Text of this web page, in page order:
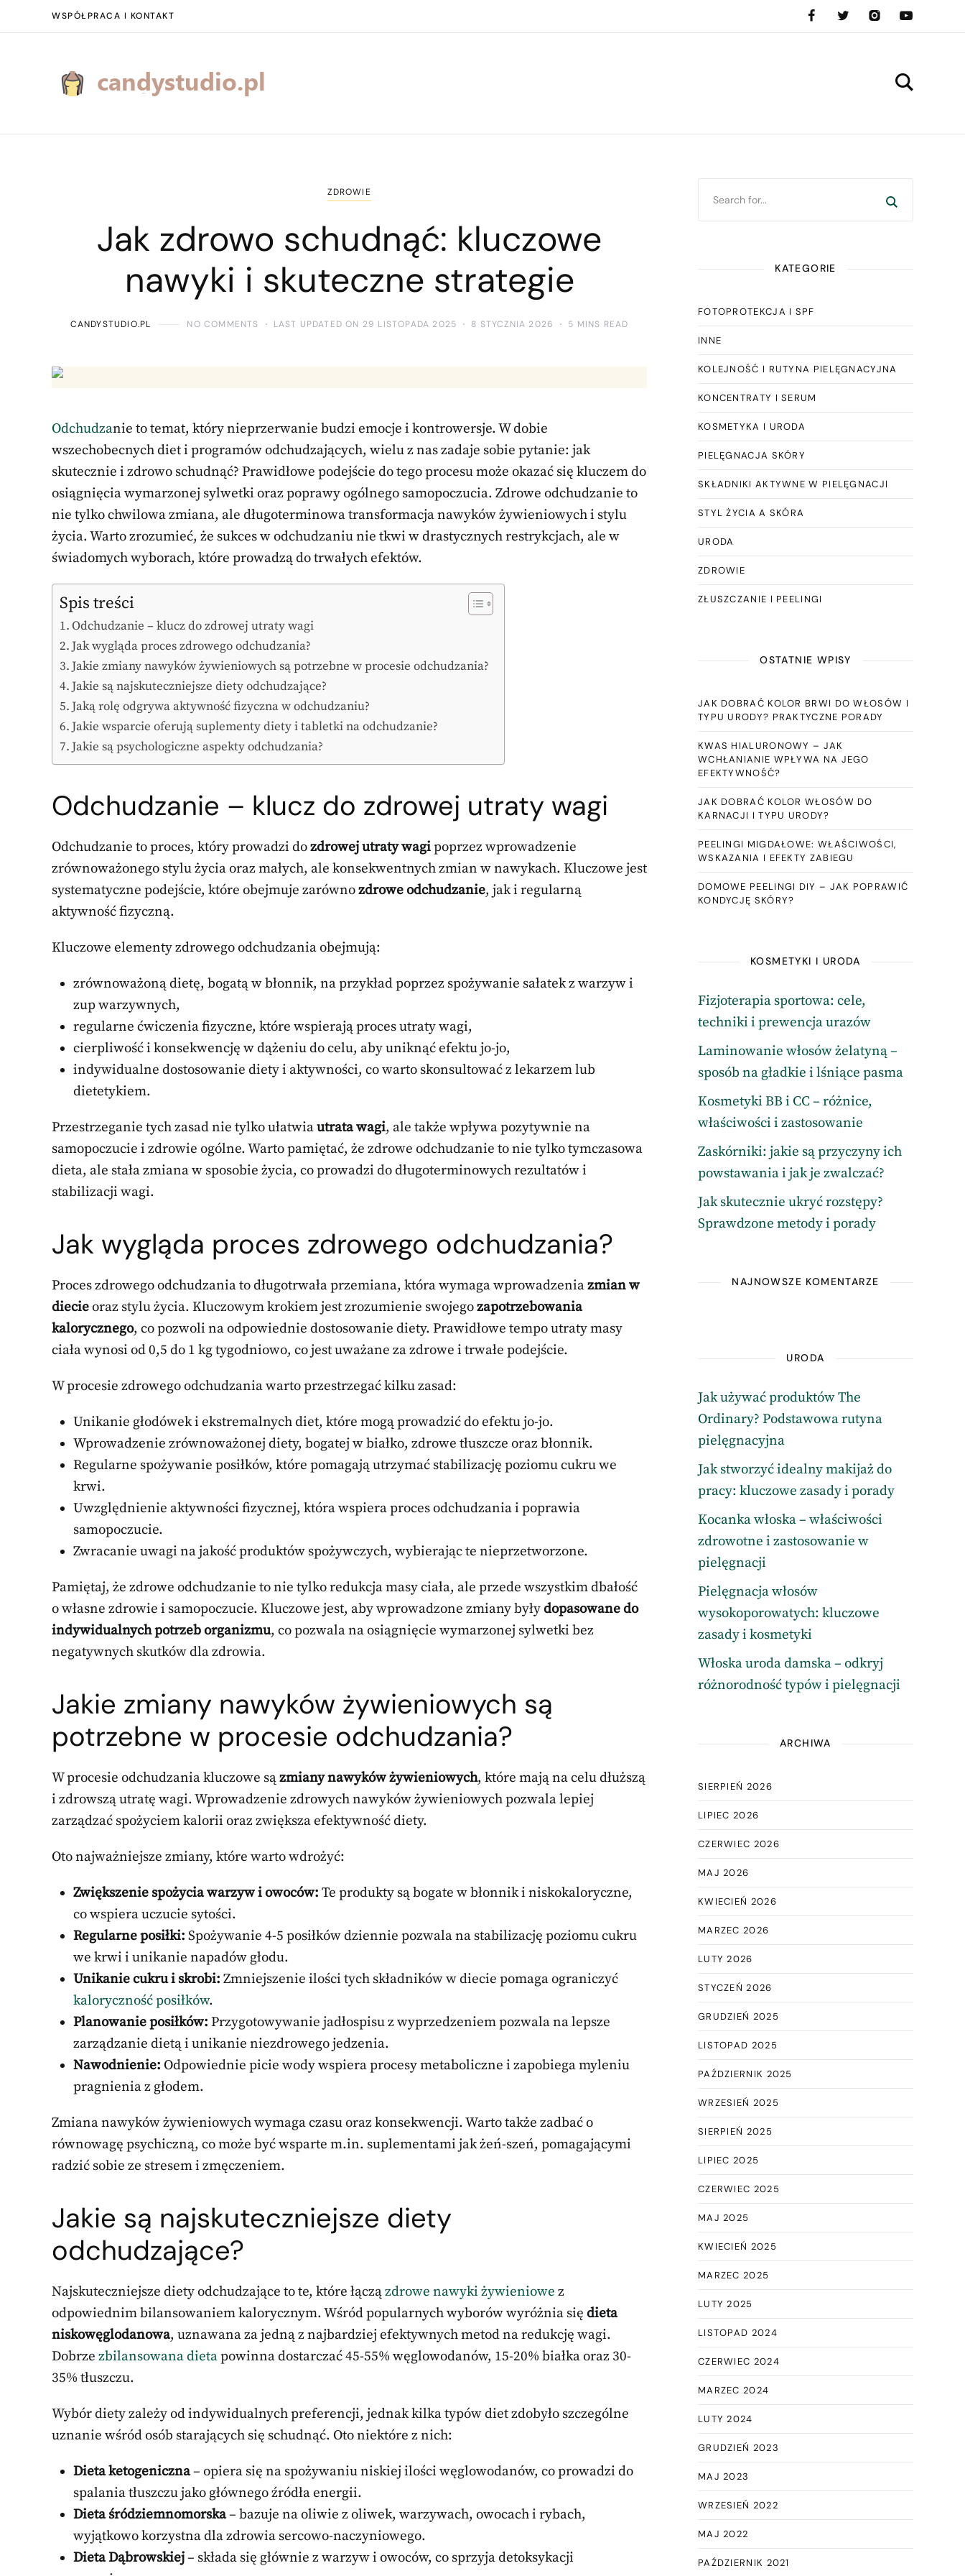
WSPÓŁPRACA I KONTAKT
ZDROWIE
Jak zdrowo schudnąć: kluczowe
nawyki i skuteczne strategie
CANDYSTUDIO.PL NO COMMENTS LAST UPDATED ON 29 LISTOPADA 2025 8 STYCZNIA 2026 5 MINS READ
Odchudzanie to temat, który nieprzerwanie budzi emocje i kontrowersje. W dobie
wszechobecnych diet i programów odchudzających, wielu z nas zadaje sobie pytanie: jak
skutecznie i zdrowo schudnąć? Prawidłowe podejście do tego procesu może okazać się kluczem do
osiągnięcia wymarzonej sylwetki oraz poprawy ogólnego samopoczucia. Zdrowe odchudzanie to
nie tylko chwilowa zmiana, ale długoterminowa transformacja nawyków żywieniowych i stylu
życia. Warto zrozumieć, że sukces w odchudzaniu nie tkwi w drastycznych restrykcjach, ale w
świadomych wyborach, które prowadzą do trwałych efektów.
Spis treści
Odchudzanie – klucz do zdrowej utraty wagi
Jak wygląda proces zdrowego odchudzania?
Jakie zmiany nawyków żywieniowych są potrzebne w procesie odchudzania?
Jakie są najskuteczniejsze diety odchudzające?
Jaką rolę odgrywa aktywność fizyczna w odchudzaniu?
Jakie wsparcie oferują suplementy diety i tabletki na odchudzanie?
Jakie są psychologiczne aspekty odchudzania?
Odchudzanie – klucz do zdrowej utraty wagi
Odchudzanie to proces, który prowadzi dozdrowej utraty wagipoprzez wprowadzenie
zrównoważonego stylu życia oraz małych, ale konsekwentnych zmian w nawykach. Kluczowe jest
systematyczne podejście, które obejmuje zarównozdrowe odchudzanie, jak i regularną
aktywność fizyczną.
Kluczowe elementy zdrowego odchudzania obejmują:
zrównoważoną dietę, bogatą w błonnik, na przykład poprzez spożywanie sałatek z warzyw i
zup warzywnych,
regularne ćwiczenia fizyczne, które wspierają proces utraty wagi,
cierpliwość i konsekwencję w dążeniu do celu, aby uniknąć efektu jo-jo,
indywidualne dostosowanie diety i aktywności, co warto skonsultować z lekarzem lub
dietetykiem.
Przestrzeganie tych zasad nie tylko ułatwiautrata wagi, ale także wpływa pozytywnie na
samopoczucie i zdrowie ogólne. Warto pamiętać, że zdrowe odchudzanie to nie tylko tymczasowa
dieta, ale stała zmiana w sposobie życia, co prowadzi do długoterminowych rezultatów i
stabilizacji wagi.
Jak wygląda proces zdrowego odchudzania?
Proces zdrowego odchudzania to długotrwała przemiana, która wymaga wprowadzeniazmian w
diecieoraz stylu życia. Kluczowym krokiem jest zrozumienie swojegozapotrzebowania
kalorycznego, co pozwoli na odpowiednie dostosowanie diety. Prawidłowe tempo utraty masy
ciała wynosi od 0,5 do 1 kg tygodniowo, co jest uważane za zdrowe i trwałe podejście.
W procesie zdrowego odchudzania warto przestrzegać kilku zasad:
Unikanie głodówek i ekstremalnych diet, które mogą prowadzić do efektu jo-jo.
Wprowadzenie zrównoważonej diety, bogatej w białko, zdrowe tłuszcze oraz błonnik.
Regularne spożywanie posiłków, które pomagają utrzymać stabilizację poziomu cukru we
krwi.
Uwzględnienie aktywności fizycznej, która wspiera proces odchudzania i poprawia
samopoczucie.
Zwracanie uwagi na jakość produktów spożywczych, wybierając te nieprzetworzone.
Pamiętaj, że zdrowe odchudzanie to nie tylko redukcja masy ciała, ale przede wszystkim dbałość
o własne zdrowie i samopoczucie. Kluczowe jest, aby wprowadzone zmiany byłydopasowane do
indywidualnych potrzeb organizmu, co pozwala na osiągnięcie wymarzonej sylwetki bez
negatywnych skutków dla zdrowia.
Jakie zmiany nawyków żywieniowych są
potrzebne w procesie odchudzania?
W procesie odchudzania kluczowe sązmiany nawyków żywieniowych, które mają na celu dłuższą
i zdrowszą utratę wagi. Wprowadzenie zdrowych nawyków żywieniowych pozwala lepiej
zarządzać spożyciem kalorii oraz zwiększa efektywność diety.
Oto najważniejsze zmiany, które warto wdrożyć:
Zwiększenie spożycia warzyw i owoców: Te produkty są bogate w błonnik i niskokaloryczne,
co wspiera uczucie sytości.
Regularne posiłki: Spożywanie 4-5 posiłków dziennie pozwala na stabilizację poziomu cukru
we krwi i unikanie napadów głodu.
Unikanie cukru i skrobi: Zmniejszenie ilości tych składników w diecie pomaga ograniczyć
kaloryczność posiłków.
Planowanie posiłków: Przygotowywanie jadłospisu z wyprzedzeniem pozwala na lepsze
zarządzanie dietą i unikanie niezdrowego jedzenia.
Nawodnienie: Odpowiednie picie wody wspiera procesy metaboliczne i zapobiega myleniu
pragnienia z głodem.
Zmiana nawyków żywieniowych wymaga czasu oraz konsekwencji. Warto także zadbać o
równowagę psychiczną, co może być wsparte m.in. suplementami jak żeń-szeń, pomagającymi
radzić sobie ze stresem i zmęczeniem.
Jakie są najskuteczniejsze diety
odchudzające?
Najskuteczniejsze diety odchudzające to te, które łączązdrowe nawyki żywieniowe z
odpowiednim bilansowaniem kalorycznym. Wśród popularnych wyborów wyróżnia się dieta
niskowęglodanowa, uznawana za jedną z najbardziej efektywnych metod na redukcję wagi.
Dobrze zbilansowana dietapowinna dostarczać 45-55% węglowodanów, 15-20% białka oraz 30-
35% tłuszczu.
Wybór diety zależy od indywidualnych preferencji, jednak kilka typów diet zdobyło szczególne
uznanie wśród osób starających się schudnąć. Oto niektóre z nich:
Dieta ketogeniczna– opiera się na spożywaniu niskiej ilości węglowodanów, co prowadzi do
spalania tłuszczu jako głównego źródła energii.
Dieta śródziemnomorska– bazuje na oliwie z oliwek, warzywach, owocach i rybach,
wyjątkowo korzystna dla zdrowia sercowo-naczyniowego.
Dieta Dąbrowskiej– składa się głównie z warzyw i owoców, co sprzyja detoksykacji
KATEGORIE
FOTOPROTEKCJA I SPF
INNE
KOLEJNOŚĆ I RUTYNA PIELĘGNACYJNA
KONCENTRATY I SERUM
KOSMETYKA I URODA
PIELĘGNACJA SKÓRY
SKŁADNIKI AKTYWNE W PIELĘGNACJI
STYL ŻYCIA A SKÓRA
URODA
ZDROWIE
ZŁUSZCZANIE I PEELINGI
OSTATNIE WPISY
JAK DOBRAĆ KOLOR BRWI DO WŁOSÓW I
TYPU URODY? PRAKTYCZNE PORADY
KWAS HIALURONOWY – JAK
WCHŁANIANIE WPŁYWA NA JEGO
EFEKTYWNOŚĆ?
JAK DOBRAĆ KOLOR WŁOSÓW DO
KARNACJI I TYPU URODY?
PEELINGI MIGDAŁOWE: WŁAŚCIWOŚCI,
WSKAZANIA I EFEKTY ZABIEGU
DOMOWE PEELINGI DIY – JAK POPRAWIĆ
KONDYCJĘ SKÓRY?
KOSMETYKI I URODA
Fizjoterapia sportowa: cele,
techniki i prewencja urazów
Laminowanie włosów żelatyną –
sposób na gładkie i lśniące pasma
Kosmetyki BB i CC – różnice,
właściwości i zastosowanie
Zaskórniki: jakie są przyczyny ich
powstawania i jak je zwalczać?
Jak skutecznie ukryć rozstępy?
Sprawdzone metody i porady
NAJNOWSZE KOMENTARZE
URODA
Jak używać produktów The
Ordinary? Podstawowa rutyna
pielęgnacyjna
Jak stworzyć idealny makijaż do
pracy: kluczowe zasady i porady
Kocanka włoska – właściwości
zdrowotne i zastosowanie w
pielęgnacji
Pielęgnacja włosów
wysokoporowatych: kluczowe
zasady i kosmetyki
Włoska uroda damska – odkryj
różnorodność typów i pielęgnacji
ARCHIWA
SIERPIEŃ 2026
LIPIEC 2026
CZERWIEC 2026
MAJ 2026
KWIECIEŃ 2026
MARZEC 2026
LUTY 2026
STYCZEŃ 2026
GRUDZIEŃ 2025
LISTOPAD 2025
PAŹDZIERNIK 2025
WRZESIEŃ 2025
SIERPIEŃ 2025
LIPIEC 2025
CZERWIEC 2025
MAJ 2025
KWIECIEŃ 2025
MARZEC 2025
LUTY 2025
LISTOPAD 2024
CZERWIEC 2024
MARZEC 2024
LUTY 2024
GRUDZIEŃ 2023
MAJ 2023
WRZESIEŃ 2022
MAJ 2022
PAŹDZIERNIK 2021